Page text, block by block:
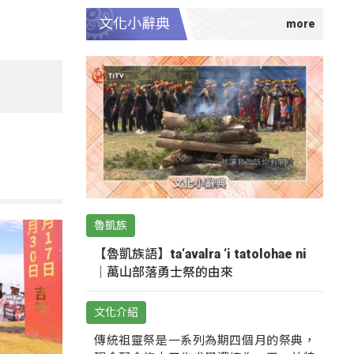
文化小辭典
魯凱族
【魯凱族語】ta‘avalra ‘i tatolohae ni
｜萬山部落勇士祭的由來
文化介紹
傳統祖靈祭是一系列為期四個月的祭典，